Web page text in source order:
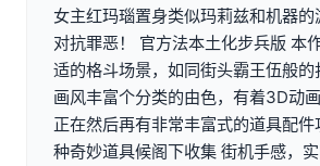
女主红玛瑙置身类似玛莉兹和机器
对抗罪恶！ 官方法本土化步兵版 本
适的格斗场景，如同街头霸王伍般
画风丰富个分类的由色，有着3D动
正在然后再有非常丰富式的道具配
种奇妙道具候阁下收集 街机手感，